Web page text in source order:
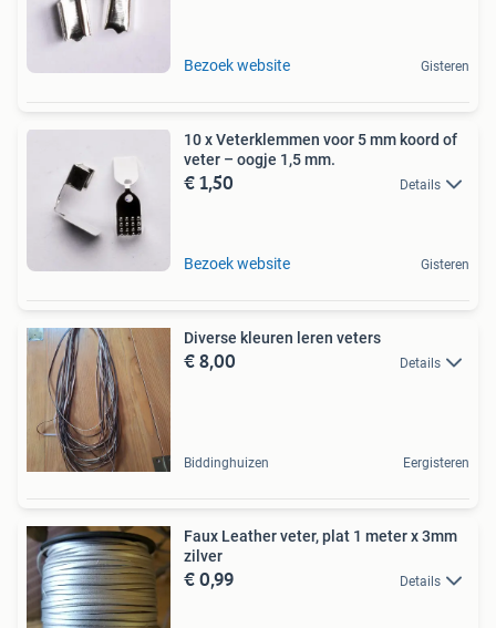
Bezoek website Gisteren
10 x Veterklemmen voor 5 mm koord of
veter – oogje 1,5 mm.
€ 1,50 Details
Bezoek website Gisteren
Diverse kleuren leren veters
€ 8,00 Details
Biddinghuizen Eergisteren
Faux Leather veter, plat 1 meter x 3mm
zilver
€ 0,99 Details